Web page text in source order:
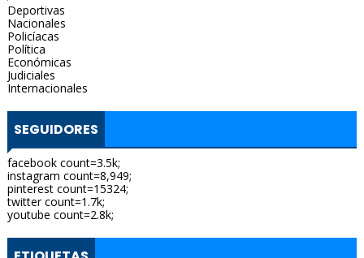
Deportivas
Nacionales
Policíacas
Política
Económicas
Judiciales
Internacionales
SEGUIDORES
facebook count=3.5k;
instagram count=8,949;
pinterest count=15324;
twitter count=1.7k;
youtube count=2.8k;